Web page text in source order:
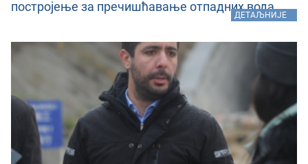
постројење за пречишћавање отпадних вода
ДЕТАЉНИЈЕ